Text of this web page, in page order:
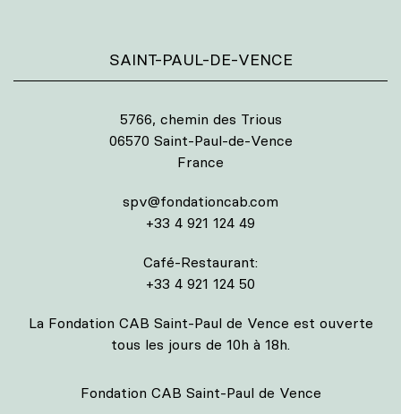
SAINT-PAUL-DE-VENCE
5766, chemin des Trious
06570 Saint-Paul-de-Vence
France
spv@fondationcab.com
+33 4 921 124 49
Café-Restaurant:
+33 4 921 124 50
La Fondation CAB Saint-Paul de Vence est ouverte
tous les jours de 10h à 18h.
Fondation CAB Saint-Paul de Vence